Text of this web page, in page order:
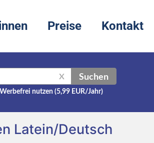
Preise Kontakt
X Suchen
Werbefrei nutzen (5,99 EUR/Jahr)
Latein/Deutsch